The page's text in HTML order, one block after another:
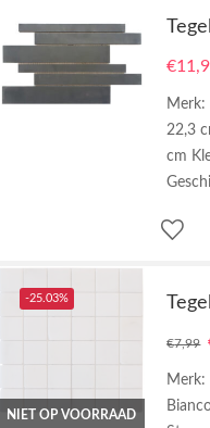
€
Merk:
22,3
cm
-25.03%
NIET OP VOORRAAD
€7,99
Merk: